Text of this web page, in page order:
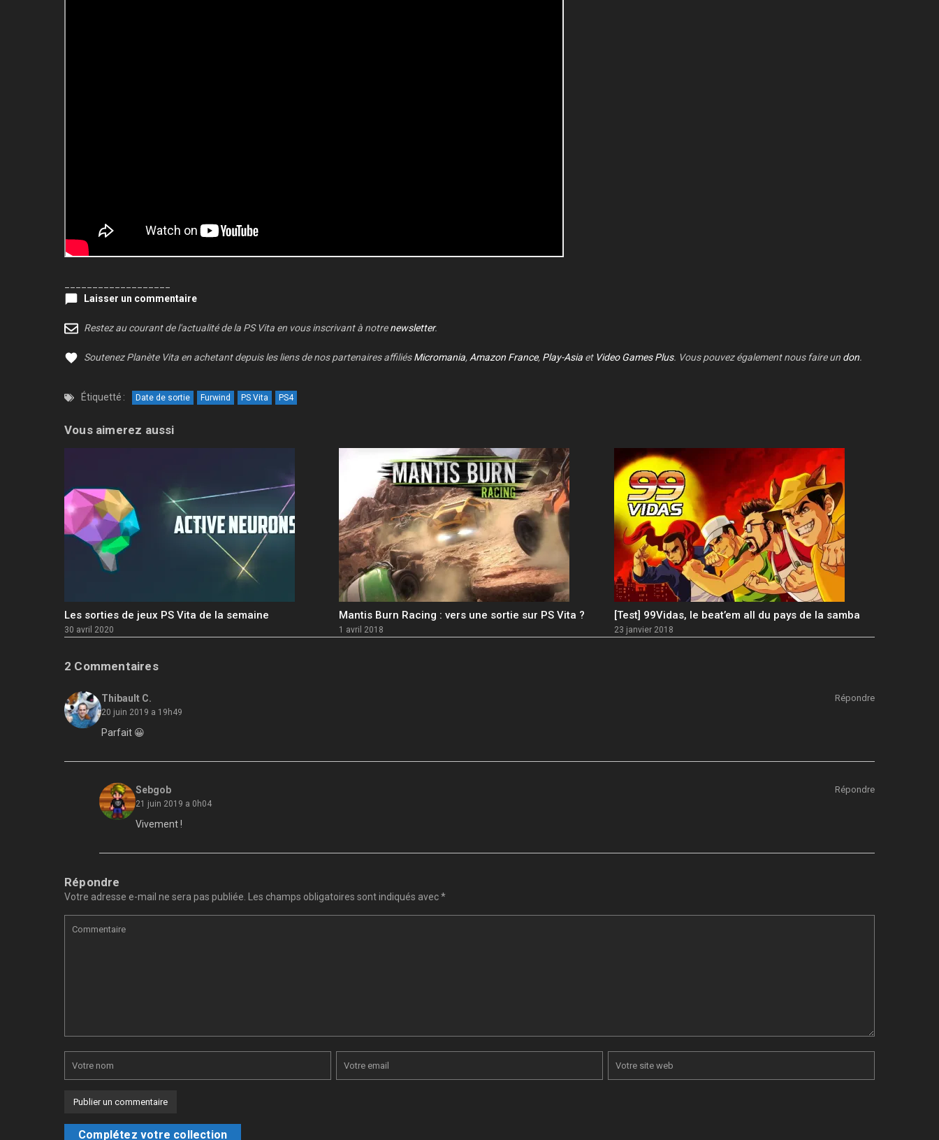
Laisser un commentaire
Restez au courant de l'actualité de la PS Vita en vous inscrivant à notrenewsletter.
Soutenez Planète Vita en achetant depuis les liens de nos partenaires affiliésMicromania, Amazon France, Play-Asia et Video Games Plus. Vous pouvez également nous faire un don.
Étiquetté : Date de sortie Furwind PS Vita PS4
Vous aimerez aussi
Les sorties de jeux PS Vita de la semaine
30 avril 2020
Mantis Burn Racing : vers une sortie sur PS Vita ?
1 avril 2018
[Test] 99Vidas, le beat’em all du pays de la samba
23 janvier 2018
2 Commentaires
Thibault C.
20 juin 2019 a 19h49
Répondre
Parfait 😀
Sebgob
21 juin 2019 a 0h04
Répondre
Vivement !
Répondre
Votre adresse e-mail ne sera pas publiée. Les champs obligatoires sont indiqués avec*
Complétez votre collection